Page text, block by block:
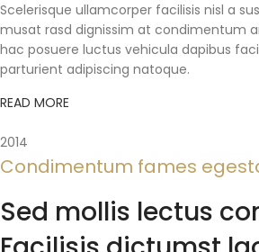
Scelerisque ullamcorper facilisis nisl a
musat rasd dignissim at condimentum
hac posuere luctus vehicula dapibus
parturient adipiscing natoque.
READ MORE
2014
Condimentum fames
Sed mollis lectus